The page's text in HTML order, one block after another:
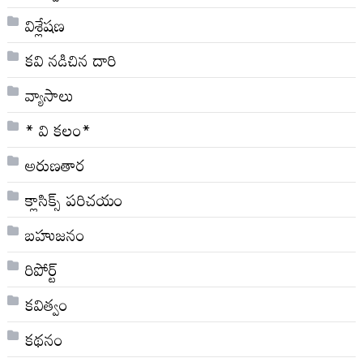
విశ్లేషణ
కవి నడిచిన దారి
వ్యాసాలు
* వి క‌లం*
అరుణతార
క్లాసిక్స్ ప‌రిచ‌యం
బహుజనం
రిపోర్ట్
కవిత్వం
కథనం